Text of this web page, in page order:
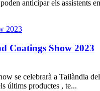
anticipar els assistents
Coatings Show 2023
se celebrarà a Tailàndia
últims productes , te...